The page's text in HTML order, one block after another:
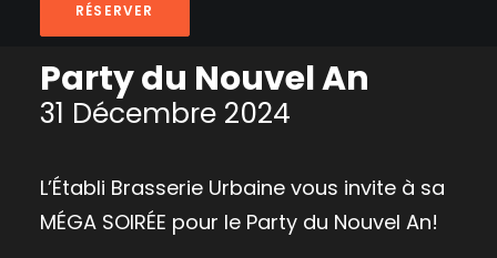
RÉSERVER
Party du Nouvel An
31 Décembre 2024
L’Établi Brasserie Urbaine vous invite à sa
MÉGA SOIRÉE pour le Party du Nouvel An!